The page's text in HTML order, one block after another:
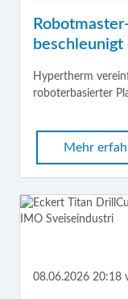
Hypertherm v
roboterbasierter
Mehr
08.06.2026 20:18